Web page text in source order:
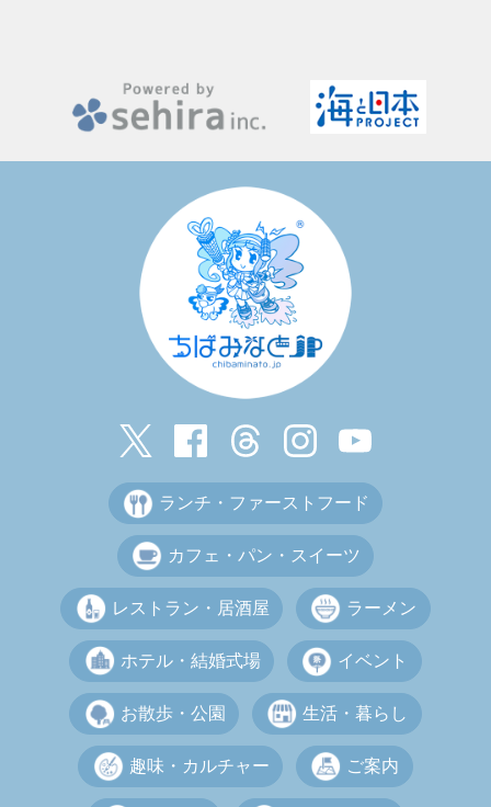
ランチ・ファーストフード
カフェ・パン・スイーツ
レストラン・居酒屋 ラーメン
ホテル・結婚式場 イベント
お散歩・公園 生活・暮らし
趣味・カルチャー ご案内